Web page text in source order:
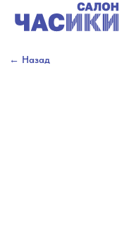
← Назад